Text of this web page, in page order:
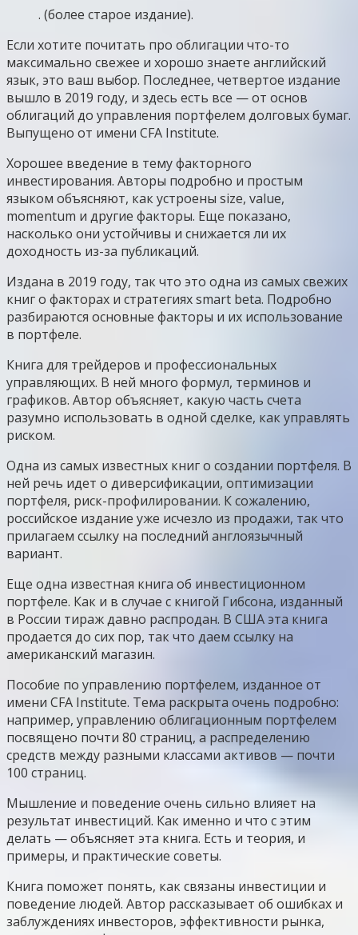
. (более старое издание).
Если хотите почитать про облигации что-то
максимально свежее и хорошо знаете английский
язык, это ваш выбор. Последнее, четвертое издание
вышло в 2019 году, и здесь есть все — от основ
облигаций до управления портфелем долговых бумаг.
Выпущено от имени CFA Institute.
Хорошее введение в тему факторного
инвестирования. Авторы подробно и простым
языком объясняют, как устроены size, value,
momentum и другие факторы. Еще показано,
насколько они устойчивы и снижается ли их
доходность из-за публикаций.
Издана в 2019 году, так что это одна из самых свежих
книг о факторах и стратегиях smart beta. Подробно
разбираются основные факторы и их использование
в портфеле.
Книга для трейдеров и профессиональных
управляющих. В ней много формул, терминов и
графиков. Автор объясняет, какую часть счета
разумно использовать в одной сделке, как управлять
риском.
Одна из самых известных книг о создании портфеля. В
ней речь идет о диверсификации, оптимизации
портфеля, риск-профилировании. К сожалению,
российское издание уже исчезло из продажи, так что
прилагаем ссылку на последний англоязычный
вариант.
Еще одна известная книга об инвестиционном
портфеле. Как и в случае с книгой Гибсона, изданный
в России тираж давно распродан. В США эта книга
продается до сих пор, так что даем ссылку на
американский магазин.
Пособие по управлению портфелем, изданное от
имени CFA Institute. Тема раскрыта очень подробно:
например, управлению облигационным портфелем
посвящено почти 80 страниц, а распределению
средств между разными классами активов — почти
100 страниц.
Мышление и поведение очень сильно влияет на
результат инвестиций. Как именно и что с этим
делать — объясняет эта книга. Есть и теория, и
примеры, и практические советы.
Книга поможет понять, как связаны инвестиции и
поведение людей. Автор рассказывает об ошибках и
заблуждениях инвесторов, эффективности рынка,